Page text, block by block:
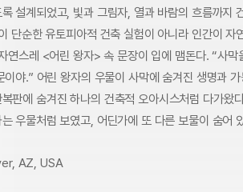
설계되었고, 빛과 그림자, 열과 바람의 흐름까지
단순한 유토피아적 건축 실험이 아니라 인간이 자
연스레 <어린 왕자> 속 문장이 입에 맴돈다. “사막
야.” 어린 왕자의 우물이 사막에 숨겨진 생명과
판에 숨겨진 하나의 건축적 오아시스처럼 다가왔
우물처럼 보였고, 어딘가에 또 다른 보물이 숨어
AZ, USA